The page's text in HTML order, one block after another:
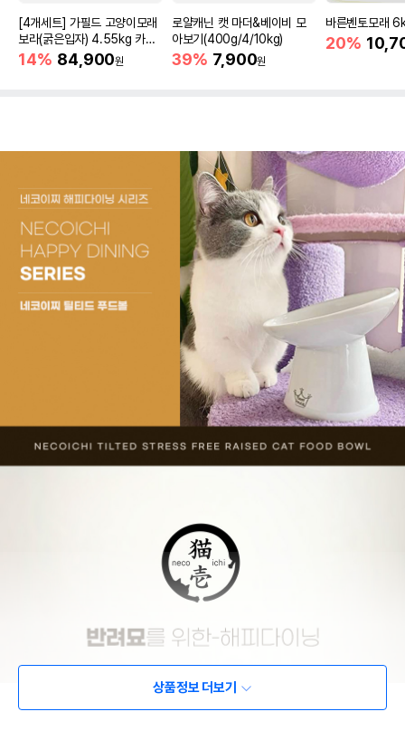
[4개세트] 가필드 고양이모래
보라(굵은입자) 4.55kg 카사
바모래
14% 84,900원
로얄캐닌 캣 마더&베이비 모
아보기(400g/4/10kg)
39% 7,900원
바른벤토모래
20%
상품정보 더보기